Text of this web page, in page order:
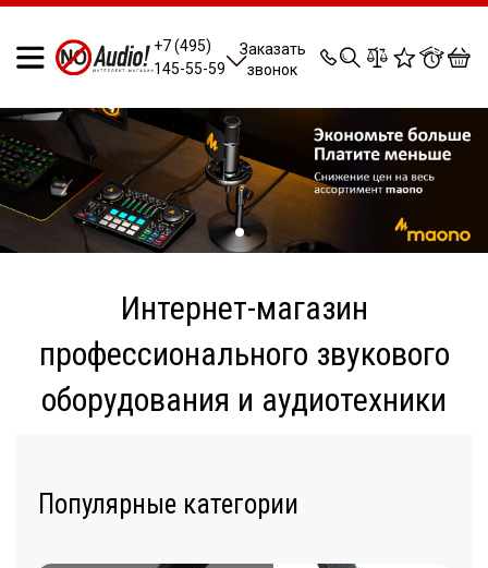
+7 (495)
145-55-59
Заказать
звонок
0 0 0 0
Интернет-магазин
профессионального звукового
оборудования и аудиотехники
Популярные категории